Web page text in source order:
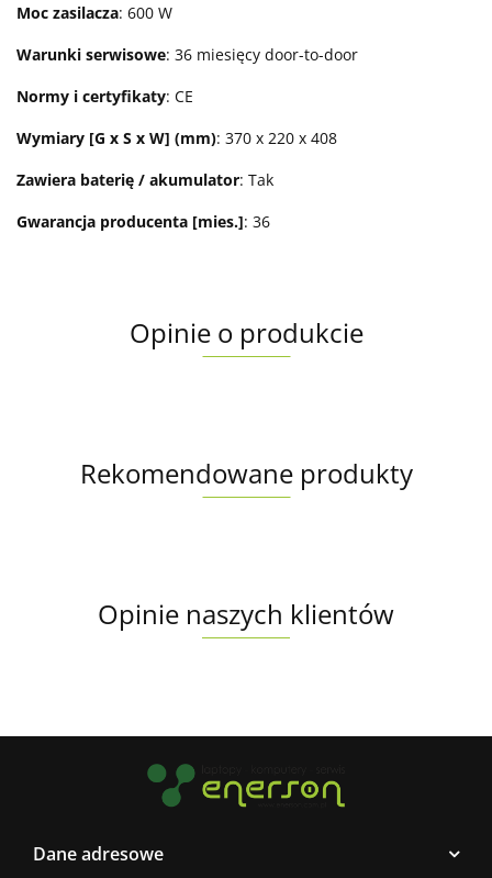
Moc zasilacza: 600 W
Warunki serwisowe: 36 miesięcy door-to-door
Normy i certyfikaty: CE
Wymiary [G x S x W] (mm): 370 x 220 x 408
Zawiera baterię / akumulator: Tak
Gwarancja producenta [mies.]: 36
Opinie o produkcie
Rekomendowane produkty
Opinie naszych klientów
Dane adresowe